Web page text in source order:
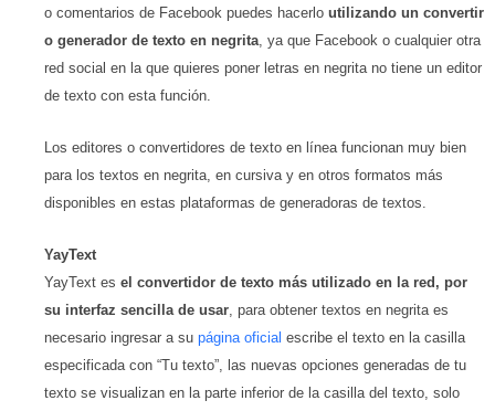
o comentarios de Facebook puedes hacerlo utilizando un convertir
o generador de texto en negrita , ya que Facebook o cualquier otra
red social en la que quieres poner letras en negrita no tiene un editor
de texto con esta función.
Los editores o convertidores de texto en línea funcionan muy bien
para los textos en negrita, en cursiva y en otros formatos más
disponibles en estas plataformas de generadoras de textos.
YayText
YayText es el convertidor de texto más utilizado en la red, por
su interfaz sencilla de usar, para obtener textos en negrita es
necesario ingresar a su página oficial escribe el texto en la casilla
especificada con “Tu texto”, las nuevas opciones generadas de tu
texto se visualizan en la parte inferior de la casilla del texto, solo